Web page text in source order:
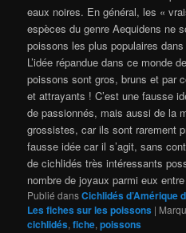
eaux noires. En général, les «
espèces du genre Aequidens ne
poissons les plus populaires
L’idée répandue dans ce monde
poissons sont gros, bruns et par
et attrayants ! C’est une fausse
de passionnés, mais aussi de la
grossistes, car ils sont rarement
fausse idée car il s’agit, sans
de cichlidés très intéressants
nombre de joyaux parmi eux
Publié dansCichlidés d’Amérique
Les fiches sur les poissons |
cichlidés,fiche,poissons